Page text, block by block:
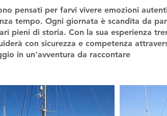
pensati per farvi vivere emozioni
tempo. Ogni giornata è scandita da
pieni di storia. Con la sua esperienza
con sicurezza e competenza
in un'avventura da raccontare